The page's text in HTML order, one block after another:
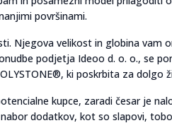
površinami.
Njegova velikost in globina vam
podjetja Ideoo d. o. o., se
ki poskrbita za dolgo
kupce, zaradi česar je
dodatkov, kot so slapovi,